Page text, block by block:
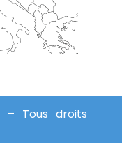
– Tous droits